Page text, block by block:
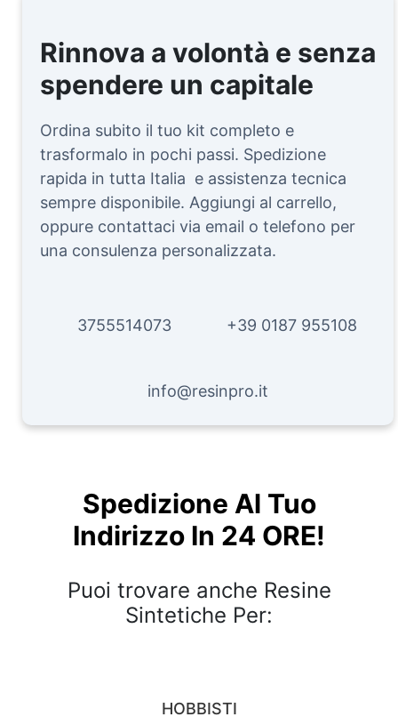
Rinnova a volontà e senza
spendere un capitale
Ordina subito il tuo kit completo e
trasformalo in pochi passi. Spedizione
rapida in tutta Italia e assistenza tecnica
sempre disponibile. Aggiungi al carrello,
oppure contattaci via email o telefono per
una consulenza personalizzata.
3755514073 +39 0187 955108
info@resinpro.it
Spedizione Al Tuo
Indirizzo In 24 ORE!
Puoi trovare anche Resine
Sintetiche Per:
HOBBISTI